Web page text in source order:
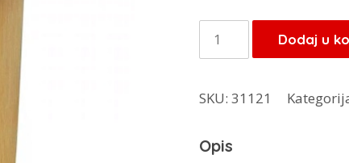
je:
19,00
Kinghoff
dozer
KH-
količina
Dodaj u
SKU: 31121
Opis